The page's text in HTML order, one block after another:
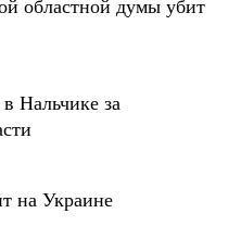
областной думы убит
Нальчике за
на Украине